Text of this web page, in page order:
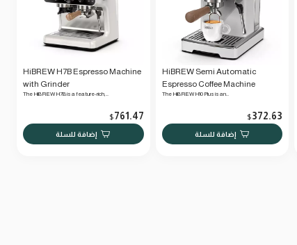
HiBREW Semi Automatic
Espresso Coffee Machine
H10Plus
The HiBREW H10 Plus is an…
372.63
$
إضافة للسلة
HiBREW H7B Espresso Machine
with Grinder
The HiBREW H7B is a feature-rich,…
761.47
$
إضافة للسلة